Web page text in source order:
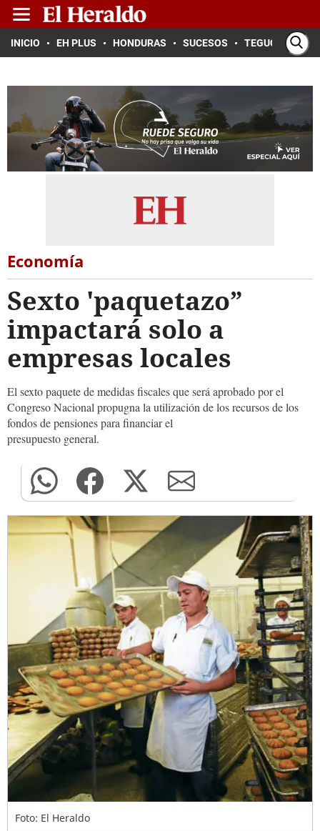
INICIO EH PLUS HONDURAS SUCESOS TEGUCIGALPA
Economía
Sexto 'paquetazo”
impactará solo a
empresas locales
El sexto paquete de medidas fiscales que será aprobado por el
Congreso Nacional propugna la utilización de los recursos de los
fondos de pensiones para financiar el
presupuesto general.
Foto: El Heraldo